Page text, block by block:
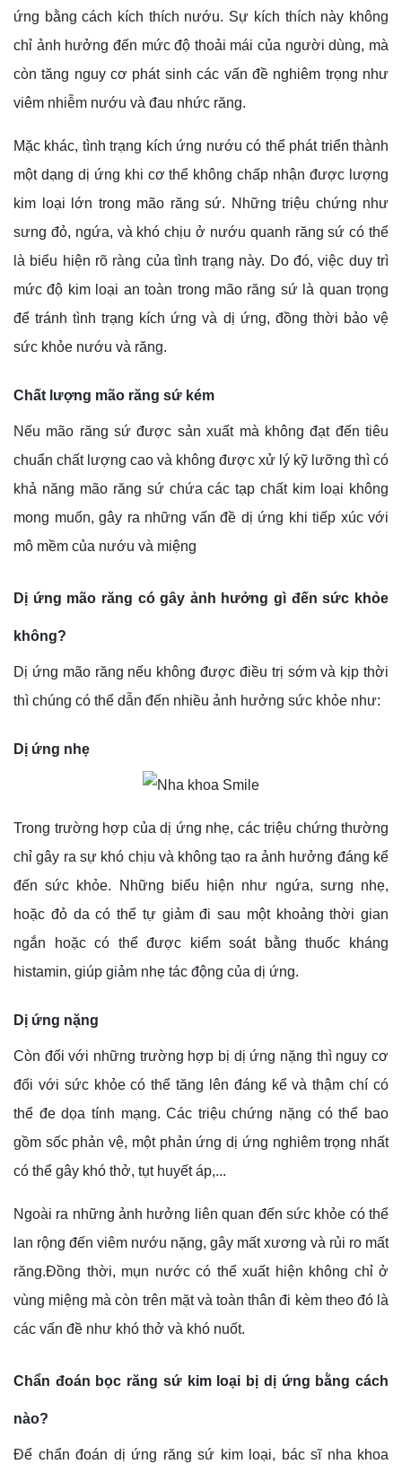
ứng bằng cách kích thích nướu. Sự kích thích này không
chỉ ảnh hưởng đến mức độ thoải mái của người dùng, mà
còn tăng nguy cơ phát sinh các vấn đề nghiêm trọng như
viêm nhiễm nướu và đau nhức răng.
Mặc khác, tình trạng kích ứng nướu có thể phát triển thành
một dạng dị ứng khi cơ thể không chấp nhận được lượng
kim loại lớn trong mão răng sứ. Những triệu chứng như
sưng đỏ, ngứa, và khó chịu ở nướu quanh răng sứ có thể
là biểu hiện rõ ràng của tình trạng này. Do đó, việc duy trì
mức độ kim loại an toàn trong mão răng sứ là quan trọng
để tránh tình trạng kích ứng và dị ứng, đồng thời bảo vệ
sức khỏe nướu và răng.
Chất lượng mão răng sứ kém
Nếu mão răng sứ được sản xuất mà không đạt đến tiêu
chuẩn chất lượng cao và không được xử lý kỹ lưỡng thì có
khả năng mão răng sứ chứa các tạp chất kim loại không
mong muốn, gây ra những vấn đề dị ứng khi tiếp xúc với
mô mềm của nướu và miệng
Dị ứng mão răng có gây ảnh hưởng gì đến sức khỏe
không?
Dị ứng mão răng nếu không được điều trị sớm và kịp thời
thì chúng có thể dẫn đến nhiều ảnh hưởng sức khỏe như:
Dị ứng nhẹ
Trong trường hợp của dị ứng nhẹ, các triệu chứng thường
chỉ gây ra sự khó chịu và không tạo ra ảnh hưởng đáng kể
đến sức khỏe. Những biểu hiện như ngứa, sưng nhẹ,
hoặc đỏ da có thể tự giảm đi sau một khoảng thời gian
ngắn hoặc có thể được kiểm soát bằng thuốc kháng
histamin, giúp giảm nhẹ tác động của dị ứng.
Dị ứng nặng
Còn đối với những trường hợp bị dị ứng nặng thì nguy cơ
đối với sức khỏe có thể tăng lên đáng kể và thậm chí có
thể đe dọa tính mạng. Các triệu chứng nặng có thể bao
gồm sốc phản vệ, một phản ứng dị ứng nghiêm trọng nhất
có thể gây khó thở, tụt huyết áp,...
Ngoài ra những ảnh hưởng liên quan đến sức khỏe có thể
lan rộng đến viêm nướu nặng, gây mất xương và rủi ro mất
răng.Đồng thời, mụn nước có thể xuất hiện không chỉ ở
vùng miệng mà còn trên mặt và toàn thân đi kèm theo đó là
các vấn đề như khó thở và khó nuốt.
Chẩn đoán bọc răng sứ kim loại bị dị ứng bằng cách
nào?
Để chẩn đoán dị ứng răng sứ kim loại, bác sĩ nha khoa